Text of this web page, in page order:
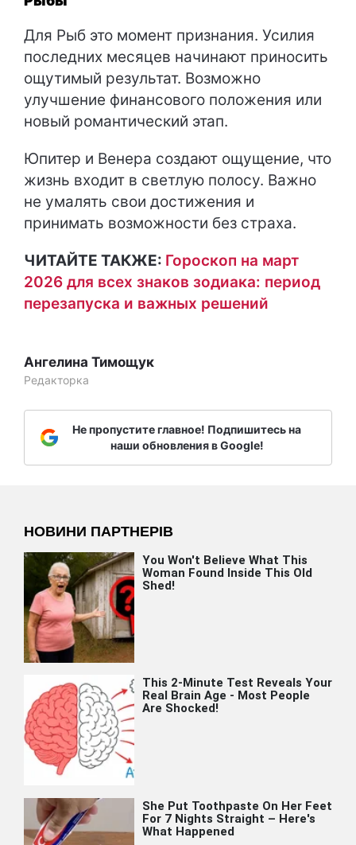
Для Рыб это момент признания. Усилия
последних месяцев начинают приносить
ощутимый результат. Возможно
улучшение финансового положения или
новый романтический этап.
Юпитер и Венера создают ощущение, что
жизнь входит в светлую полосу. Важно
не умалять свои достижения и
принимать возможности без страха.
ЧИТАЙТЕ ТАКЖЕ: Гороскоп на март
2026 для всех знаков зодиака: период
перезапуска и важных решений
Ангелина Тимощук
Редакторка
Не пропустите главное! Подпишитесь на
наши обновления в Google!